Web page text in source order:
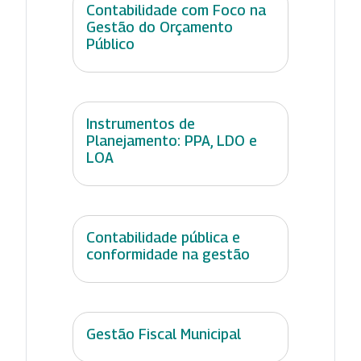
Contabilidade com Foco na
Gestão do Orçamento
Público
Instrumentos de
Planejamento: PPA, LDO e
LOA
Contabilidade pública e
conformidade na gestão
Gestão Fiscal Municipal